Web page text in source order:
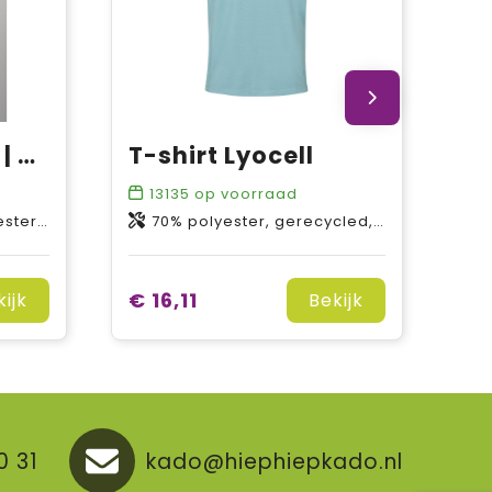
RE-CARE T-shirt | unisex
gerecycled
T-shirt Lyocell
13135 op voorraad
70% polyester, gerecycled, 30% lyocell
€ 16,11 Bekijk
31 kado@hiephiepkado.nl